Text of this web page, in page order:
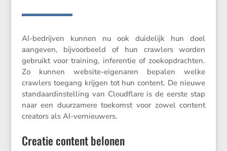
AI-bedrijven kunnen nu ook duide­lijk hun doel
aangeven, bijvoor­beeld of hun crawlers worden
gebruikt voor training, inferentie of zoekop­drachten.
Zo kunnen website-eigenaren bepalen welke
crawlers toegang krijgen tot hun content. De nieuwe
standaard­in­stel­ling van Cloud­flare is de eerste stap
naar een duurza­mere toekomst voor zowel content
creators als AI-vernieuwers.
Creatie content belonen